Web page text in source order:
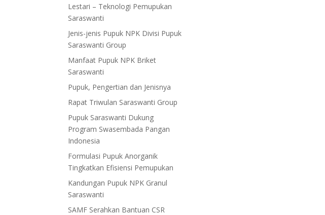
Lestari – Teknologi Pemupukan
Saraswanti
Jenis-jenis Pupuk NPK Divisi Pupuk
Saraswanti Group
Manfaat Pupuk NPK Briket
Saraswanti
Pupuk, Pengertian dan Jenisnya
Rapat Triwulan Saraswanti Group
Pupuk Saraswanti Dukung
Program Swasembada Pangan
Indonesia
Formulasi Pupuk Anorganik
Tingkatkan Efisiensi Pemupukan
Kandungan Pupuk NPK Granul
Saraswanti
SAMF Serahkan Bantuan CSR